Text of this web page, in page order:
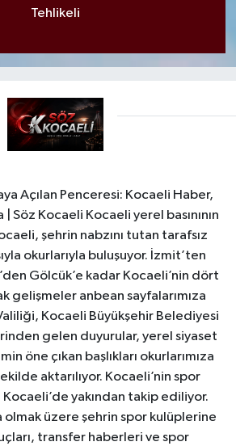
Tehlikeli
Açılan Penceresi: Kocaeli Haber,
Söz Kocaeli Kocaeli yerel basınının
şehrin nabzını tutan tarafsız
okurlarıyla buluşuyor. İzmit’ten
Gölcük’e kadar Kocaeli’nin dört
gelişmeler anbean sayfalarımıza
Kocaeli Büyükşehir Belediyesi
gelen duyurular, yerel siyaset
öne çıkan başlıkları okurlarımıza
aktarılıyor. Kocaeli’nin spor
yakından takip ediliyor.
olmak üzere şehrin spor kulüplerine
transfer haberleri ve spor